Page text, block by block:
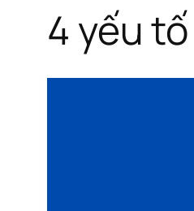
4 yếu